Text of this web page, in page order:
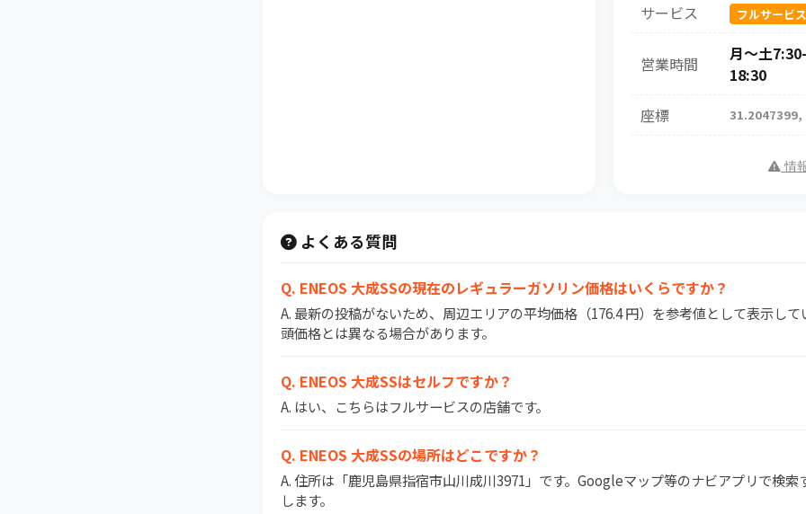
サービス
フルサービス
営業時間
月～土
18:30
座標
31.2047399,
情
よくある質問
Q. ENEOS 大成SSの現在のレギュラーガソリン価格はいくらですか？
A. 最新の投稿がないため、周辺エリアの平均価格（176.4 円）を参考値として表示し
頭価格とは異なる場合があります。
Q. ENEOS 大成SSはセルフですか？
A. はい、こちらはフルサービスの店舗です。
Q. ENEOS 大成SSの場所はどこですか？
A. 住所は「鹿児島県指宿市山川成川3971」です。Googleマップ等のナビアプリで検索
します。